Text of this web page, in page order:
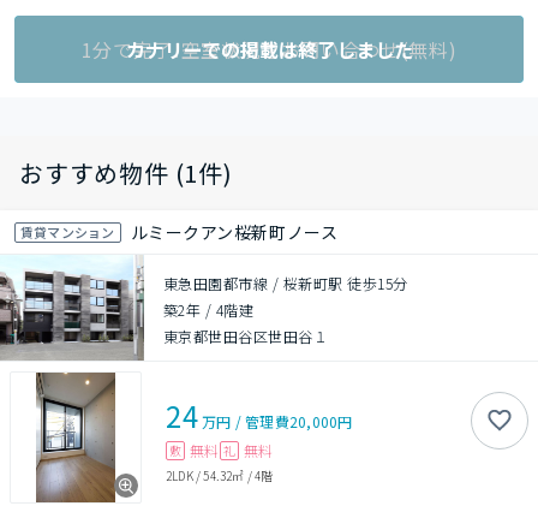
1分で完了!空室状況をお問い合わせ(無料)
カナリーでの掲載は終了しました
おすすめ物件 (1件)
賃貸マンション ルミークアン桜新町ノース
東急田園都市線 / 桜新町駅 徒歩15分
築2年 / 4階建
東京都世田谷区世田谷１
24万円 /管理費20,000円
敷 無料 礼 無料
2LDK/54.32㎡ /4階